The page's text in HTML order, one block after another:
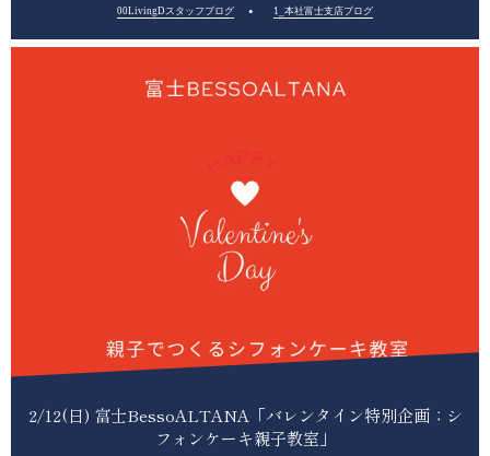
00LivingDスタッフブログ 1_本社富士支店ブログ
2/12(日) 富士BessoALTANA「バレンタイン特別企画；シ
フォンケーキ親子教室」